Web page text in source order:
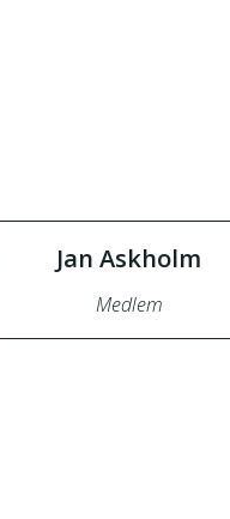
Jan Askholm
Medlem